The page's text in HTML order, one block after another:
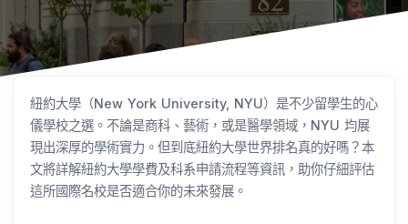
紐約大學（New York University, NYU）是不少留學生的心
儀學校之選。不論是商科、藝術，或是醫學領域，NYU 均展
現出深厚的學術實力。但到底紐約大學世界排名真的好嗎？本
文將詳解紐約大學學費及科系申請流程等資訊，助你仔細評估
這所國際名校是否適合你的未來發展。